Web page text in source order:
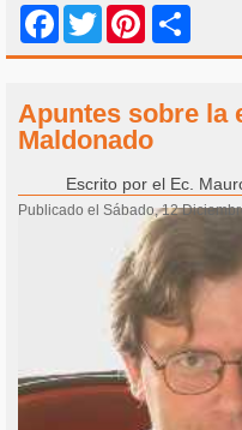
Facebook
Twitter Pinterest
Apuntes sobre la
Maldonado
Escrito por el Ec.
Publicado el Sábado, 12